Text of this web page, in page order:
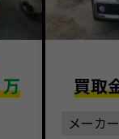
万
買取
メーカー